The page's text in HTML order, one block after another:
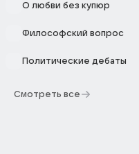
О любви без купюр
Философский вопрос
Политические дебаты
Смотреть все